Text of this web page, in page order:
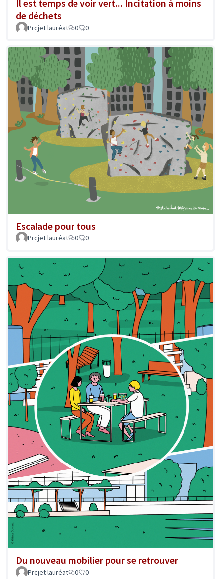
Il est temps de voir vert... Incitation à moins
de déchets
Projet lauréat 0 0
Escalade pour tous
Projet lauréat 0 0
Du nouveau mobilier pour se retrouver
Projet lauréat 0 0